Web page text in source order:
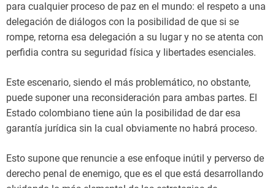
para cualquier proceso de paz en el mundo: el respeto a una
delegación de diálogos con la posibilidad de que si se
rompe, retorna esa delegación a su lugar y no se atenta con
perfidia contra su seguridad física y libertades esenciales.
Este escenario, siendo el más problemático, no obstante,
puede suponer una reconsideración para ambas partes. El
Estado colombiano tiene aún la posibilidad de dar esa
garantía jurídica sin la cual obviamente no habrá proceso.
Esto supone que renuncie a ese enfoque inútil y perverso de
derecho penal de enemigo, que es el que está desarrollando